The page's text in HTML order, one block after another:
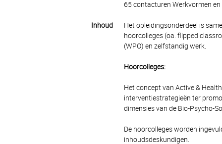
65 contacturen Werkvormen en
Inhoud
Het opleidingsonderdeel is
hoorcolleges (oa. flipped
(WPO) en zelfstandig werk.
Hoorcolleges:
Het concept van Active &
interventiestrategieën ter
dimensies van de Bio-Psycho-
De hoorcolleges worden
inhoudsdeskundigen.